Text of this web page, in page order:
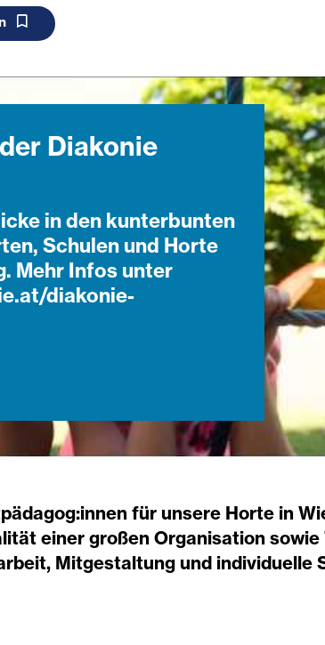
Diakonie
in den kunterbunten
Schulen und Horte
Mehr Infos unter
diakonie-
für unsere Horte in
einer großen Organisation sowie
Mitgestaltung und individuelle